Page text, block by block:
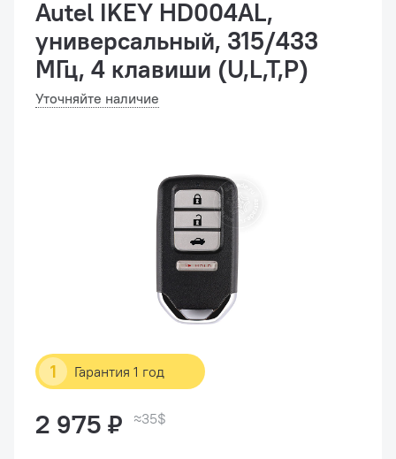
1 Гарантия 1 год
Autel IKEY HD004AL,
универсальный, 315/433
МГц, 4 клавиши (U,L,T,P)
Уточняйте наличие
2 975 ₽ ≈35$